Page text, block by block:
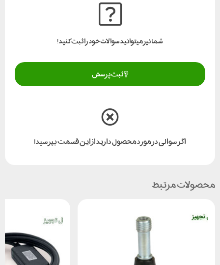
شما نیز میتوانید سوالات خود را ثبت کنید!
ثبت پرسش
اگر سوالی در مورد محصول دارید از این قسمت بپرسید!
محصولات مرتبط